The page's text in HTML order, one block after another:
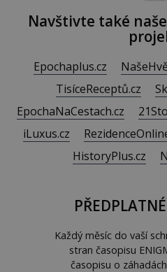
Navštivte také
Epochaplus.cz
TisíceReceptů.cz
EpochaNaCestach.cz
iLuxus.cz
HistoryPlus.cz
Každý měsíc do vaší
stran časopisu
časopisu o